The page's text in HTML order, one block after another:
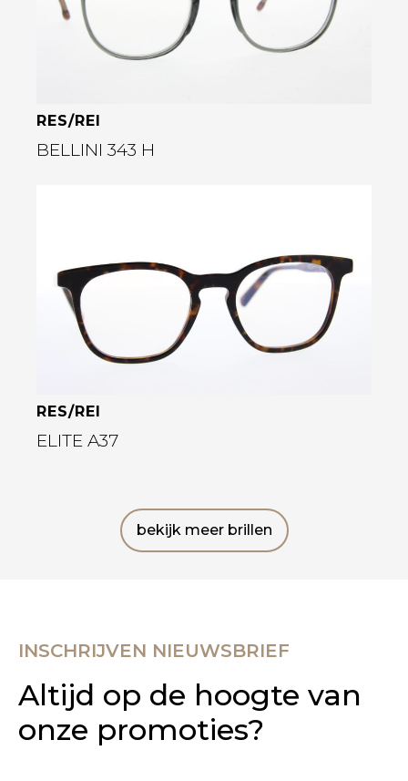
RES/REI
BELLINI 343 H
RES/REI
ELITE A37
bekijk meer brillen
INSCHRIJVEN NIEUWSBRIEF
Altijd op de hoogte van
onze promoties?